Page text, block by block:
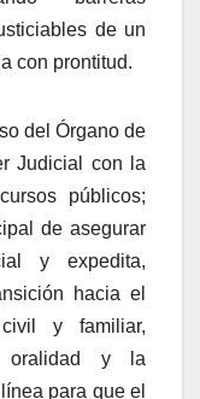
de un
con prontitud.
del Órgano de
Judicial con la
públicos;
de asegurar
y expedita,
hacia el
y familiar,
oralidad y la
para que el